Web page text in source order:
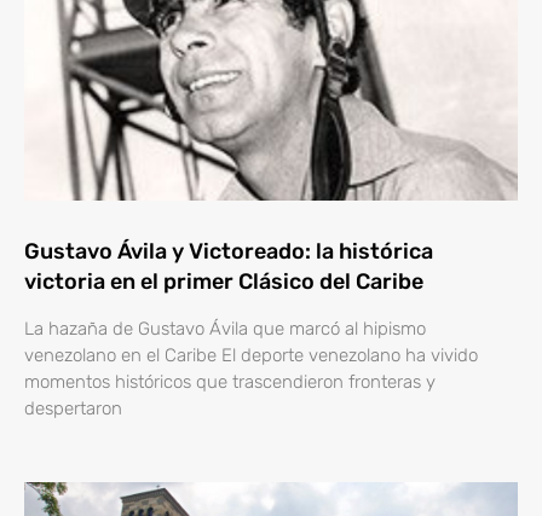
Gustavo Ávila y Victoreado: la histórica
victoria en el primer Clásico del Caribe
La hazaña de Gustavo Ávila que marcó al hipismo
venezolano en el Caribe El deporte venezolano ha vivido
momentos históricos que trascendieron fronteras y
despertaron